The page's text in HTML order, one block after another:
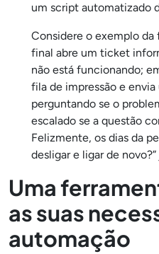
um script automatizado
Considere o exemplo da
final abre um ticket
não está funcionando;
fila de impressão e
perguntando se o
escalado se a questão
Felizmente, os dias da
desligar e ligar de
Uma
as suas
automação